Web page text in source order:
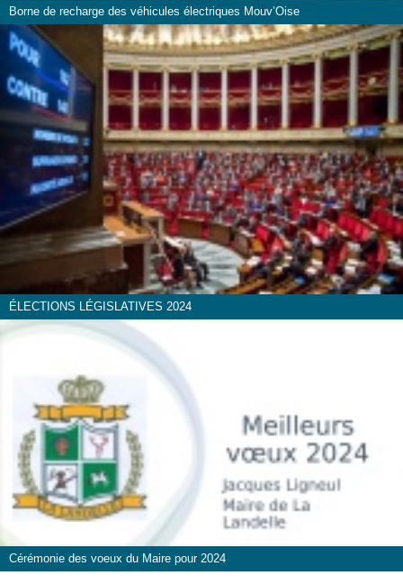
Borne de recharge des véhicules électriques Mouv’Oise
ÉLECTIONS LÉGISLATIVES 2024
Cérémonie des voeux du Maire pour 2024